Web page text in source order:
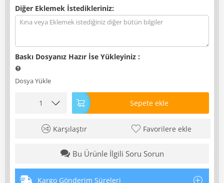
Diğer Eklemek İstedikleriniz:
Baskı Dosyanız Hazır İse Yükleyiniz :
Dosya Yükle
Sepete ekle
Karşılaştır Favorilere ekle
Bu Ürünle İlgili Soru Sorun
Kargo Gönderim Süreleri